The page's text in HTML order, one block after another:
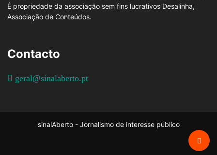
É propriedade da associação sem fins lucrativos Desalinha,
Associação de Conteúdos.
Contacto
geral@sinalaberto.pt
sinalAberto - Jornalismo de interesse público